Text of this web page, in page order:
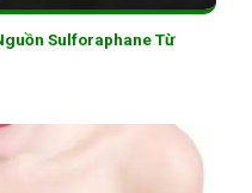
Sulforaphane Từ